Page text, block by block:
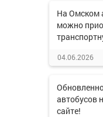
На Омском
можно
04.06.2026
автобусов
сайте!